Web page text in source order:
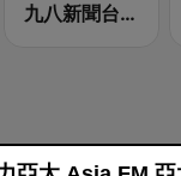
九八新聞台 News98 FM 98.1